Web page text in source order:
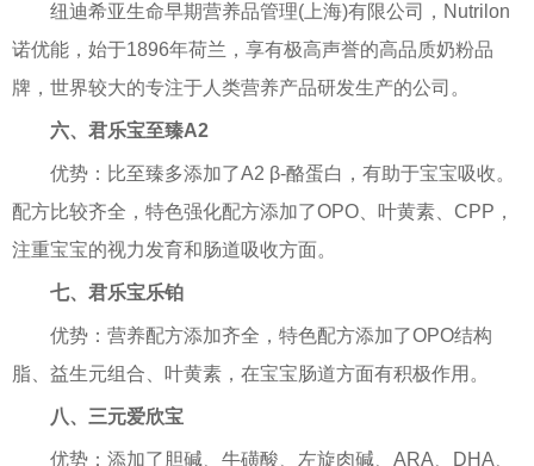
纽迪希亚生命早期营养品管理(上海)有限公司，Nutrilon
诺优能，始于1896年荷兰，享有极高声誉的高品质奶粉品
牌，世界较大的专注于人类营养产品研发生产的公司。
六、君乐宝至臻A2
优势：比至臻多添加了A2 β-酪蛋白，有助于宝宝吸收。
配方比较齐全，特色强化配方添加了OPO、叶黄素、CPP，
注重宝宝的视力发育和肠道吸收方面。
七、君乐宝乐铂
优势：营养配方添加齐全，特色配方添加了OPO结构
脂、益生元组合、叶黄素，在宝宝肠道方面有积极作用。
八、三元爱欣宝
优势：添加了胆碱、牛磺酸、左旋肉碱、ARA、DHA、